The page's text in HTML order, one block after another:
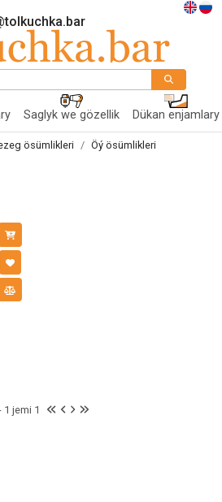
Saglyk we gözellik Dükan enjamlary
ösümlikleri Öý ösümlikleri
1 jemi 1